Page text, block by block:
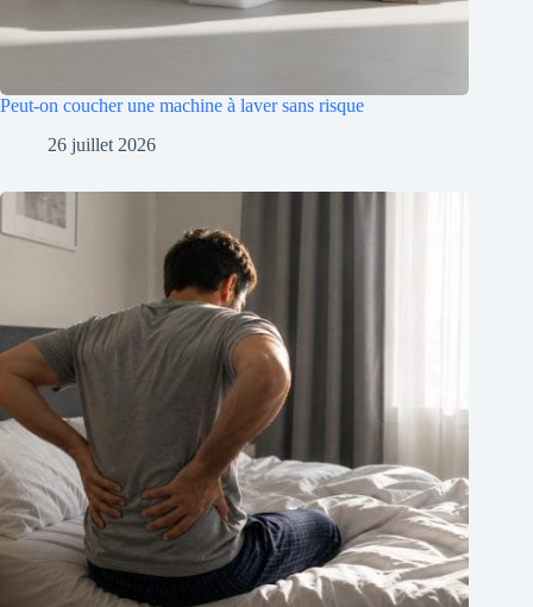
Peut-on coucher une machine à laver sans risque
26 juillet 2026